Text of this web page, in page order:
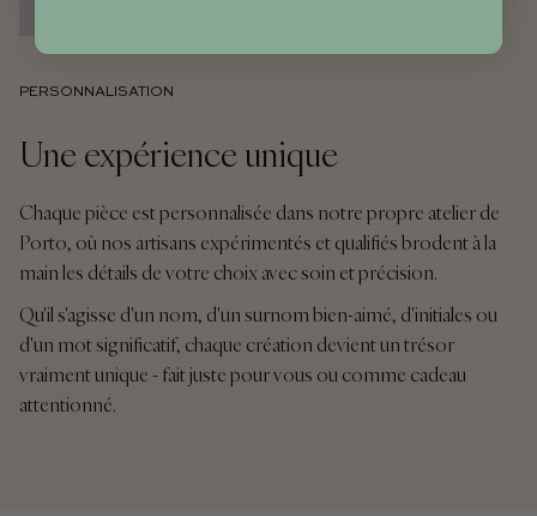
PERSONNALISATION
Une expérience unique
Chaque pièce est personnalisée dans notre propre atelier de
Porto, où nos artisans expérimentés et qualifiés brodent à la
main les détails de votre choix avec soin et précision.
Qu'il s'agisse d'un nom, d'un surnom bien-aimé, d'initiales ou
d'un mot significatif, chaque création devient un trésor
vraiment unique - fait juste pour vous ou comme cadeau
attentionné.